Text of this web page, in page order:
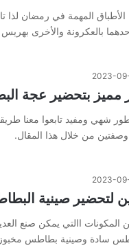
الأطباق المهمة في رمضان
بالعكرونة والأخرى
2023-
مميز بتحضير عجة
شهي ومفيد تابعوا معنا
من خلال هذا المقال.
2023-
لتحضير صينية
االتي يمكن صنع
سادة وصينية بطاطس